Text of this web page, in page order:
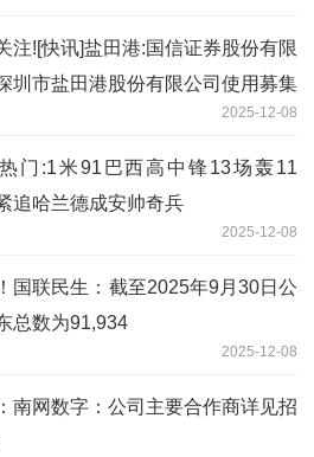
注![快讯]盐田港:国信证券股份有限
圳市盐田港股份有限公司使用募集
控股子公司提供委托贷款以实施募
的核查意见
2025-12-08
门:1米91巴西高中锋13场轰11
追哈兰德成安帅奇兵
2025-12-08
国联民生：截至2025年9月30日公
总数为91,934
2025-12-08
南网数字：公司主要合作商详见招